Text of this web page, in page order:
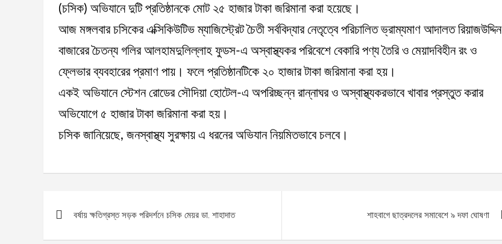
(চসিক) অভিযানে দুটি প্রতিষ্ঠানকে মোট ২৫ হাজার টাকা জরিমানা করা হয়েছে।
আজ মঙ্গলবার চসিকের এক্সিকিউটিভ ম্যাজিস্ট্রেট চৈতী সর্ববিদ্যার নেতৃত্বে পরিচালিত ভ্রাম্যমাণ আদালত রিয়াজউদ্দিন
বাজারের চৈতন্য গলির আলহামদুলিল্লাহ ফুডস-এ অস্বাস্থ্যকর পরিবেশে বেকারি পণ্য তৈরি ও মেয়াদবিহীন রং ও
ফ্লেভার ব্যবহারের প্রমাণ পায়। ফলে প্রতিষ্ঠানটিকে ২০ হাজার টাকা জরিমানা করা হয়।
একই অভিযানে স্টেশন রোডের সৌদিয়া হোটেল-এ অপরিচ্ছন্ন রান্নাঘর ও অস্বাস্থ্যকরভাবে খাবার প্রস্তুত করার
অভিযোগে ৫ হাজার টাকা জরিমানা করা হয়।
চসিক জানিয়েছে, জনস্বাস্থ্য সুরক্ষায় এ ধরনের অভিযান নিয়মিতভাবে চলবে।
navigation
বর্ষায় ক্ষতিগ্রস্ত সড়ক পরিদর্শনে চসিক মেয়র ডা. শাহাদাত শাহবাগে ছাত্রদলের সমাবেশে ৯ দফা ঘোষণা